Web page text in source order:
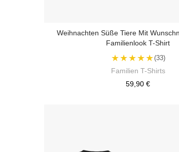
Weihnachten Süße Tiere Mit
Familienlook T-Shirt
★★★★★(33)
Familien T-Shirts
59,90 €